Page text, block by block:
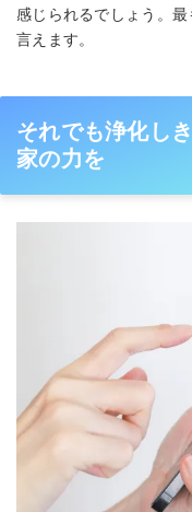
感じられるでしょう。
言えます。
それでも浄化し
家の力を